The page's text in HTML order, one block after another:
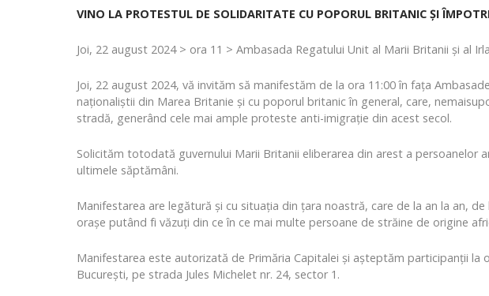
VINO LA PROTESTUL DE SOLIDARITATE CU POPORUL BRITANIC ȘI
Joi, 22 august 2024 > ora 11 > Ambasada Regatului Unit al Marii Britanii și al
Joi, 22 august 2024, vă invităm să manifestăm de la ora 11:00 în fața
naționaliștii din Marea Britanie și cu poporul britanic în general, care,
stradă, generând cele mai ample proteste anti-imigrație din acest secol.
Solicităm totodată guvernului Marii Britanii eliberarea din arest a
ultimele săptămâni.
Manifestarea are legătură și cu situația din țara noastră, care de la an la an,
orașe putând fi văzuți din ce în ce mai multe persoane de străine de origine
Manifestarea este autorizată de Primăria Capitalei și așteptăm participanții
București, pe strada Jules Michelet nr. 24, sector 1.